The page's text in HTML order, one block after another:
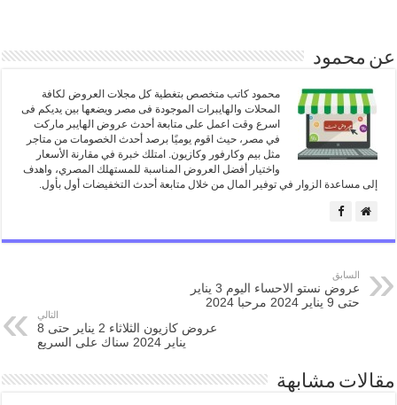
عن محمود
محمود كاتب متخصص بتغطية كل مجلات العروض لكافة
المحلات والهايبرات الموجودة فى مصر ويضعها بين يديكم فى
اسرع وقت اعمل على متابعة أحدث عروض الهايبر ماركت
في مصر، حيث اقوم يوميًا برصد أحدث الخصومات من متاجر
مثل بيم وكارفور وكازيون. امتلك خبرة في مقارنة الأسعار
واختيار أفضل العروض المناسبة للمستهلك المصري، واهدف
إلى مساعدة الزوار في توفير المال من خلال متابعة أحدث التخفيضات أول بأول.
السابق
عروض نستو الاحساء اليوم 3 يناير
حتى 9 يناير 2024 مرحبا 2024
التالي
عروض كازيون الثلاثاء 2 يناير حتى 8
يناير 2024 سناك على السريع
مقالات مشابهة